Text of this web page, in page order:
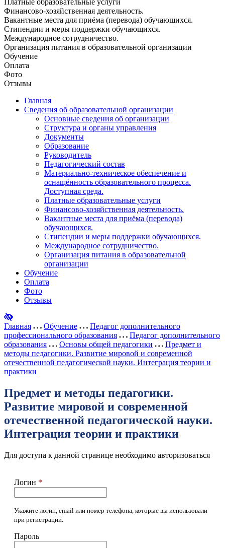
Платные образовательные услуги
Финансово-хозяйственная деятельность.
Вакантные места для приёма (перевода) обучающихся.
Стипендии и меры поддержки обучающихся.
Международное сотрудничество.
Организация питания в образовательной организации
Обучение
Оплата
Фото
Отзывы
Главная
Сведения об образовательной организации
Основные сведения об организации
Структура и органы управления
Документы
Образование
Руководитель
Педагогический состав
Материально-техническое обеспечение и
оснащённость образовательного процесса.
Доступная среда.
Платные образовательные услуги
Финансово-хозяйственная деятельность.
Вакантные места для приёма (перевода)
обучающихся.
Стипендии и меры поддержки обучающихся.
Международное сотрудничество.
Организация питания в образовательной
организации
Обучение
Оплата
Фото
Отзывы
Главная Обучение
Педагог дополнительного
профессионального образования
Педагог дополнительного
образования
Основы общей педагогики
Предмет и
методы педагогики. Развитие мировой и современной
отечественной педагогической науки. Интеграция теории и
практики
Предмет и методы педагогики.
Развитие мировой и современной
отечественной педагогической науки.
Интеграция теории и практики
Для доступа к данной странице необходимо авторизоваться
Логин *
Укажите логин, email или номер телефона, которые вы использовали
при регистрации.
Пароль